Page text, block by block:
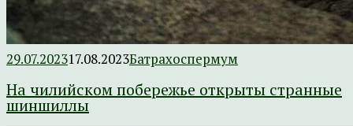
29.07.202317.08.2023Батрахоспермум
На чилийском побережье открыты странные
шиншиллы